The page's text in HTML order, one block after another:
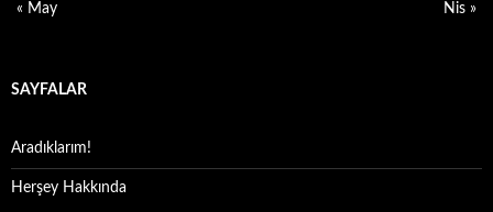
« May Nis »
SAYFALAR
Aradıklarım!
Herşey Hakkında